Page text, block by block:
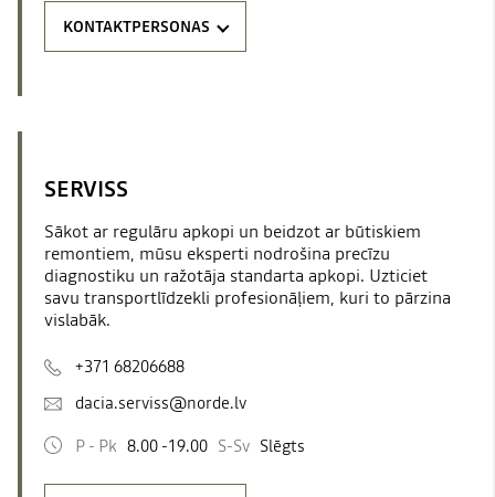
KONTAKTPERSONAS
SERVISS
Sākot ar regulāru apkopi un beidzot ar būtiskiem
remontiem, mūsu eksperti nodrošina precīzu
diagnostiku un ražotāja standarta apkopi. Uzticiet
savu transportlīdzekli profesionāļiem, kuri to pārzina
vislabāk.
+371 68206688
dacia.serviss@norde.lv
P - Pk 8.00 -19.00 S-Sv Slēgts